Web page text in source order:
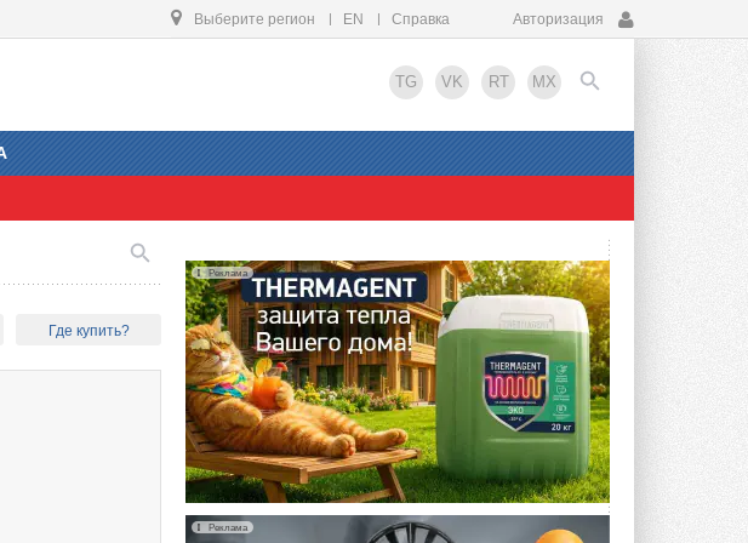
Выберите регион EN Справка Авторизация
TG VK RT MX
EN
Где купить?
Реклама
Реклама